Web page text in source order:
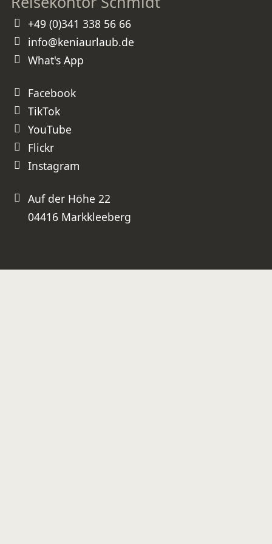
geschenkt und unseren Kindern
Erfahrungen ermöglicht, die kein
herzlichen Dank, Frau Schmidt, für
diese perfekt organisierte Reise.
Wir werden unsere nächste Kenia-
Reise ganz sicher wieder bei Ihnen
buchen und können Sie
⭐⭐⭐⭐⭐ Absolute Empfehlung –
besser geht es nicht!
Auf der Höhe 22
04416 Markkleeberg
+49 (0)341 338 56 66
info@keniaurlaub.de
What's App
Facebook
TikTok
YouTube
Flickr
Instagram